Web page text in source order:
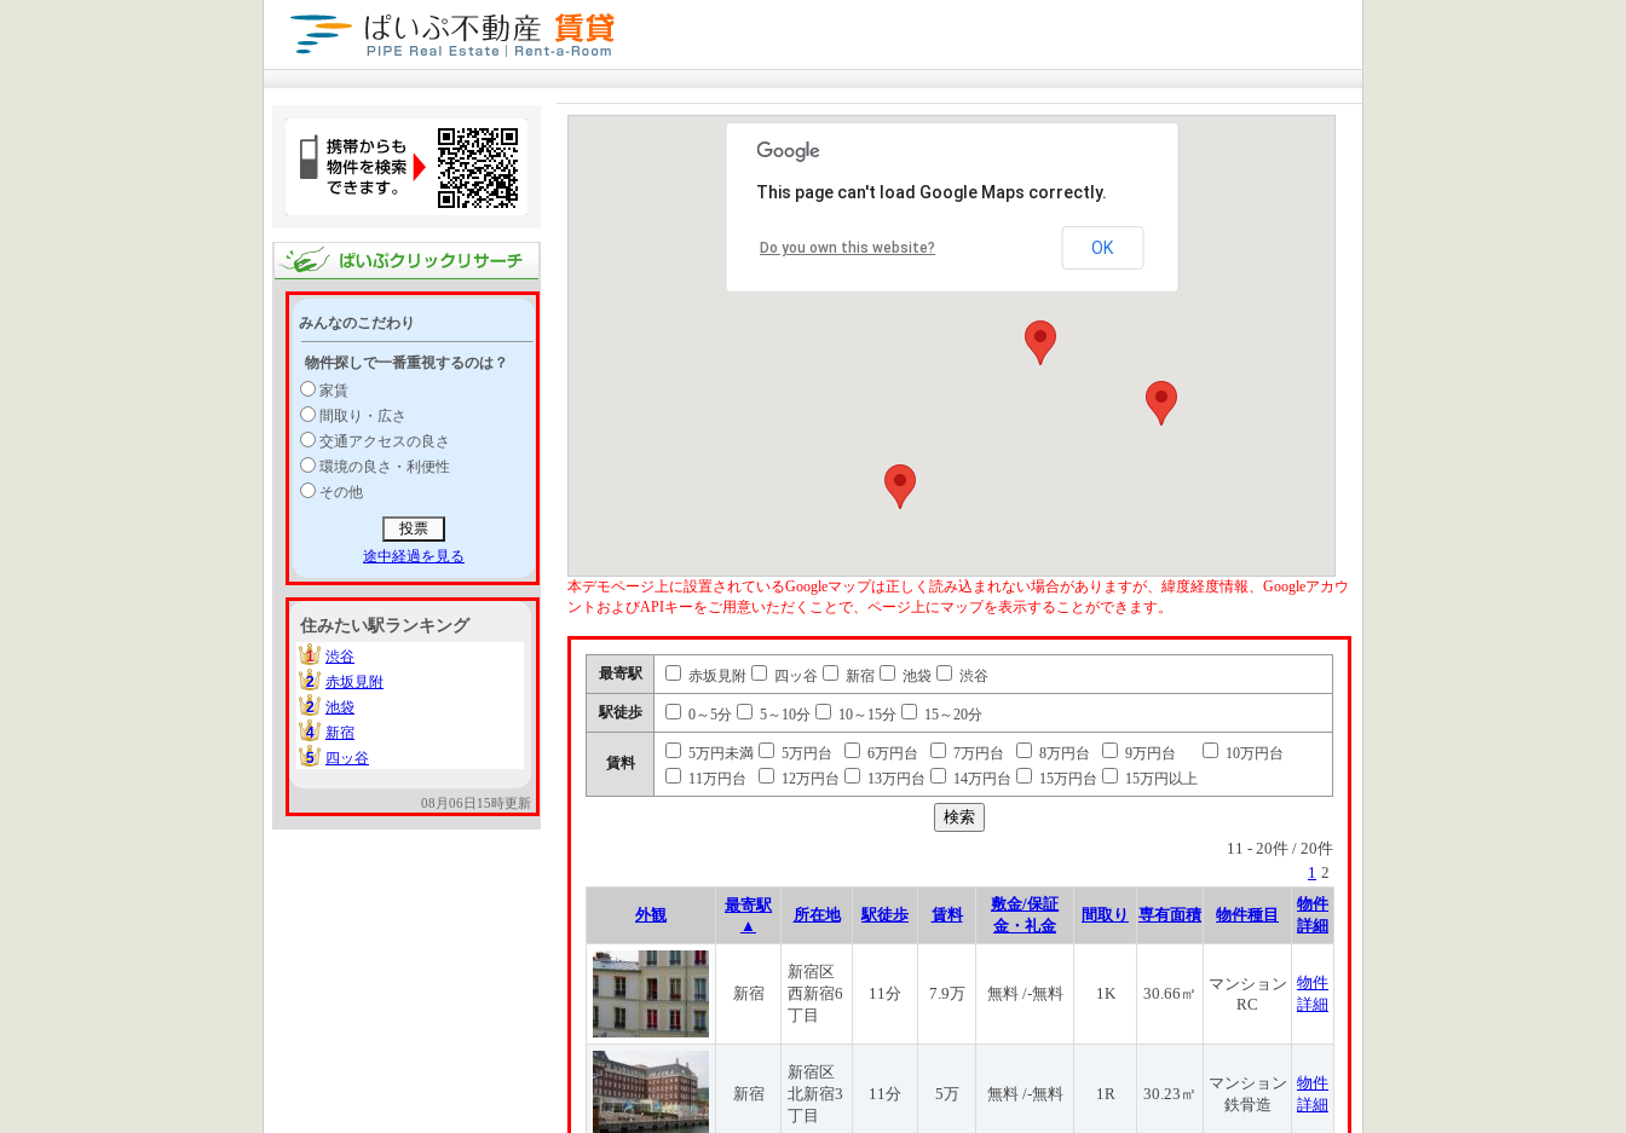
みんなのこだわり
物件探しで一番重視するのは？
家賃
間取り・広さ
交通アクセスの良さ
環境の良さ・利便性
その他
途中経過を見る
住みたい駅ランキング
1
1
渋谷
2
2
赤坂見附
2
2
池袋
4
4
新宿
5
5 四ッ谷
08月06日15時更新
This page can't load Google Maps correctly.
Do you own this website? OK
本デモページ上に設置されているGoogleマップは正しく読み込まれない場合がありますが、緯度経度情報、Googleアカウ
ントおよびAPIキーをご用意いただくことで、ページ上にマップを表示することができます。
最寄駅 赤坂見附 四ッ谷 新宿 池袋 渋谷
駅徒歩 0～5分 5～10分 10～15分 15～20分
賃料
5万円未満 5万円台 6万円台 7万円台 8万円台 9万円台
10万円台
11万円台
12万円台 13万円台 14万円台 15万円台 15万円以上
11 - 20件 / 20件
1 2
外観
最寄駅
▲
所在地 駅徒歩 賃料
敷金/保証
金・礼金
間取り 専有面積 物件種目
物件
詳細
新宿
新宿区
西新宿6
丁目
11分 7.9万 無料 /-無料 1K 30.66㎡
マンション
RC
物件
詳細
新宿
新宿区
北新宿3
丁目
11分 5万 無料 /-無料 1R 30.23㎡
マンション
鉄骨造
物件
詳細